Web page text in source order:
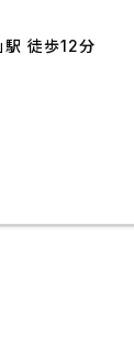
駅 徒歩12分